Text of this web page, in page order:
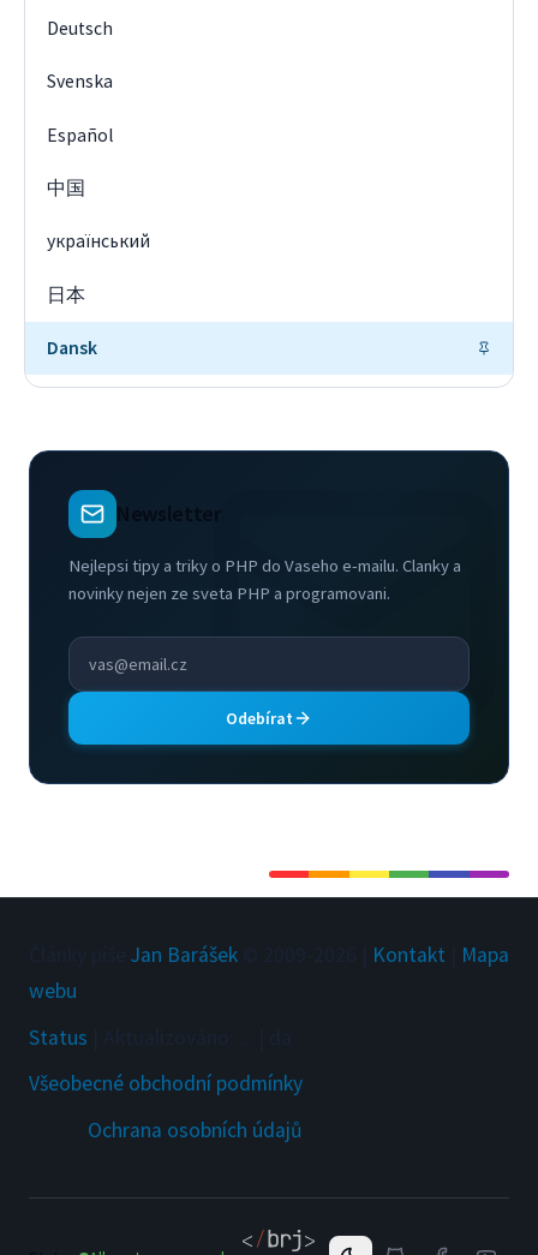
Deutsch
Svenska
Español
中国
український
日本
Dansk
Newsletter
Nejlepsi tipy a triky o PHP do Vaseho e-mailu. Clanky a
novinky nejen ze sveta PHP a programovani.
Odebírat
Jan Barášek Kontakt
Mapa
webu
Status
Všeobecné obchodní podmínky
Ochrana osobních údajů